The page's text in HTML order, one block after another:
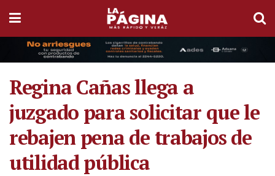
Regina Cañas llega a
juzgado para solicitar que le
rebajen pena de trabajos de
utilidad pública